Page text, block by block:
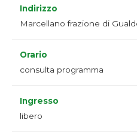
Indirizzo
Marcellano frazione di
Orario
consulta programma
Ingresso
libero